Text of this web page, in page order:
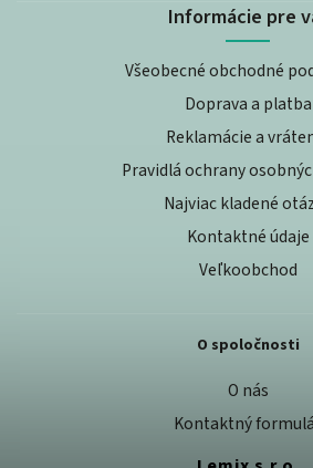
Informácie pre
Všeobecné obchodné
Doprava a platba
Reklamácie a
Pravidlá ochrany
Najviac kladené
Kontaktné údaje
Veľkoobchod
O spoločnosti
O nás
Kontaktný